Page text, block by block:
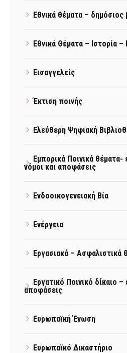
Εθνικά θέματα – δημόσιος
Εθνικά Θέματα – Ιστορία –
Εισαγγελείς
Έκτιση ποινής
Ελεύθερη Ψηφιακή
Εμπορικά Ποινικά θέματα-
νόμοι και αποφάσεις
Ενδοοικογενειακή Βία
Ενέργεια
Εργασιακά – Ασφαλιστικά
Εργατικό Ποινικό δίκαιο –
αποφάσεις
Ευρωπαϊκή Ένωση
Ευρωπαϊκό Δικαστήριο